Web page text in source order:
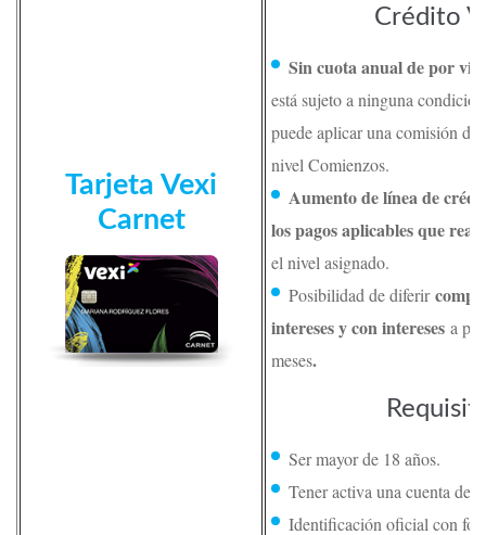
Tarjeta Vexi
Carnet
Crédito
Sin cuota anual de por
está sujeto a ninguna
puede aplicar una comisión de
nivel Comienzos.
Aumento de línea de
los pagos aplicables que
el nivel asignado.
Posibilidad de diferir
intereses y con intereses a
meses.
Ser mayor de 18 años.
Tener activa una cuenta de
Identificación oficial con